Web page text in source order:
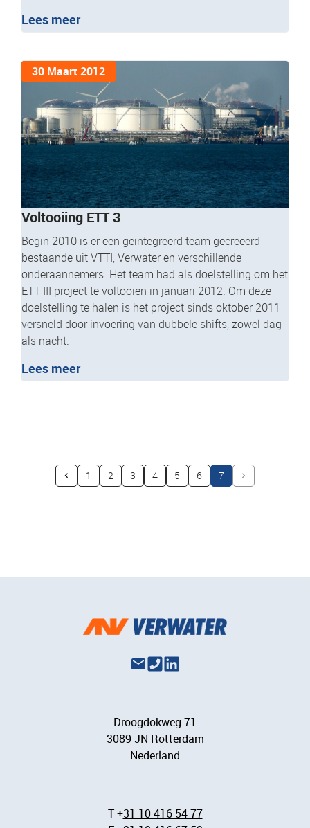
Lees meer
30 Maart 2012
Voltooiing ETT 3
Begin 2010 is er een geïntegreerd team gecreëerd
bestaande uit VTTI, Verwater en verschillende
onderaannemers. Het team had als doelstelling om het
ETT III project te voltooien in januari 2012. Om deze
doelstelling te halen is het project sinds oktober 2011
versneld door invoering van dubbele shifts, zowel dag
als nacht.
Lees meer
1 2 3 4 5 6 7
Droogdokweg 71
3089 JN Rotterdam
Nederland
T +31 10 416 54 77